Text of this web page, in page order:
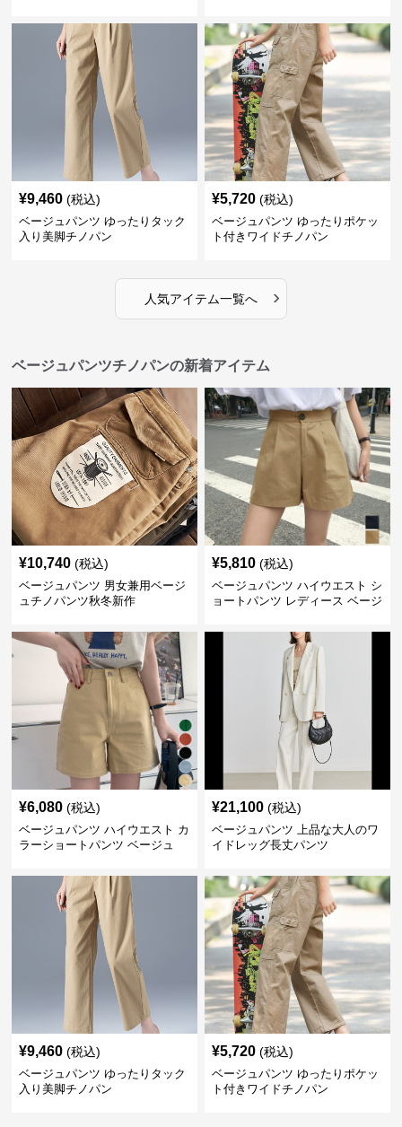
¥9,460 (税込)
ベージュパンツ ゆったりタック
入り美脚チノパン
¥5,720 (税込)
ベージュパンツ ゆったりポケッ
ト付きワイドチノパン
人気アイテム一覧へ ›
ベージュパンツチノパンの新着アイテム
¥10,740 (税込)
ベージュパンツ 男女兼用ベージ
ュチノパンツ秋冬新作
¥5,810 (税込)
ベージュパンツ ハイウエスト シ
ョートパンツ レディース ベージ
¥6,080 (税込)
ベージュパンツ ハイウエスト カ
ラーショートパンツ ベージュ
¥21,100 (税込)
ベージュパンツ 上品な大人のワ
イドレッグ長丈パンツ
¥9,460 (税込)
ベージュパンツ ゆったりタック
入り美脚チノパン
¥5,720 (税込)
ベージュパンツ ゆったりポケッ
ト付きワイドチノパン